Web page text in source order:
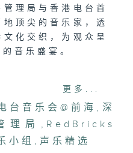
理局与香港电台首
顶尖的音乐家，透
化交织，为观众呈
音乐盛宴。
业合作区管理局
更多...
台音乐会@前海 , 深
理局 , RedBricks
小组 , 声乐精选